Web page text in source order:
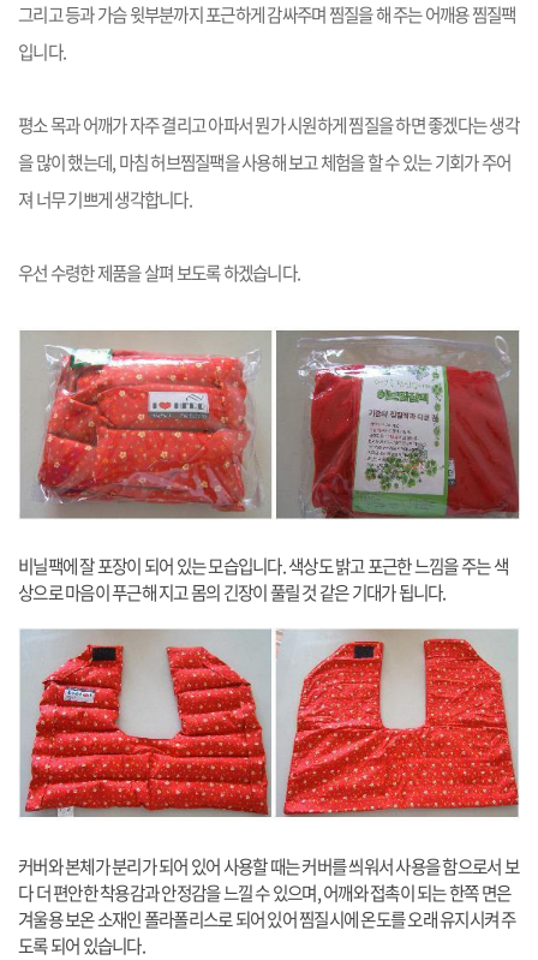
그리고 등과 가슴 윗부분까지 포근하게 감싸주며 찜질을 해 주는 어깨용 찜질팩
입니다.
평소 목과 어깨가 자주 결리고 아파서 뭔가 시원하게 찜질을 하면 좋겠다는 생각
을 많이 했는데, 마침 허브찜질팩을 사용해 보고 체험을 할 수 있는 기회가 주어
져 너무 기쁘게 생각합니다.
우선 수령한 제품을 살펴 보도록 하겠습니다.
비닐팩에 잘 포장이 되어 있는 모습입니다. 색상도 밝고 포근한 느낌을 주는 색
상으로 마음이 푸근해 지고 몸의 긴장이 풀릴 것 같은 기대가 됩니다.
커버와 본체가 분리가 되어 있어 사용할 때는 커버를 씌워서 사용을 함으로서 보
다 더 편안한 착용감과 안정감을 느낄 수 있으며, 어깨와 접촉이 되는 한쪽 면은
겨울용 보온 소재인 폴라폴리스로 되어 있어 찜질시에 온도를 오래 유지시켜 주
도록 되어 있습니다.